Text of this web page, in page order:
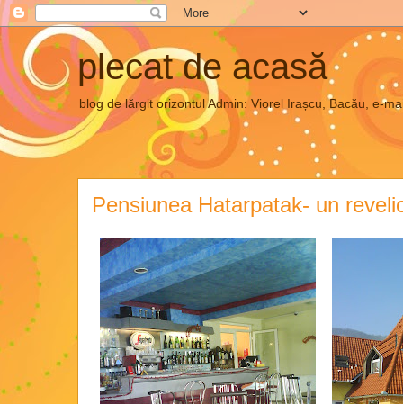
plecat de acasă
blog de lărgit orizontul Admin: Viorel Irașcu, Bacău, e-
Pensiunea Hatarpatak- un